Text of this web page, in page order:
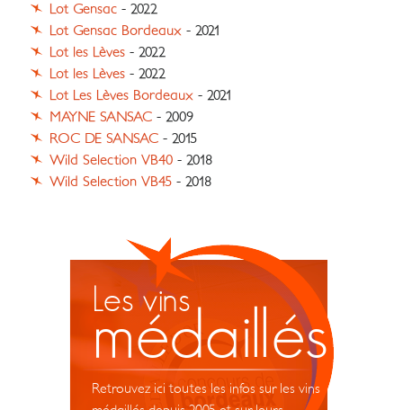
Lot Gensac - 2022
Lot Gensac Bordeaux - 2021
Lot les Lèves - 2022
Lot les Lèves - 2022
Lot Les Lèves Bordeaux - 2021
MAYNE SANSAC - 2009
ROC DE SANSAC - 2015
Wild Selection VB40 - 2018
Wild Selection VB45 - 2018
Les vins
médaillés
Retrouvez ici toutes les infos sur les vins